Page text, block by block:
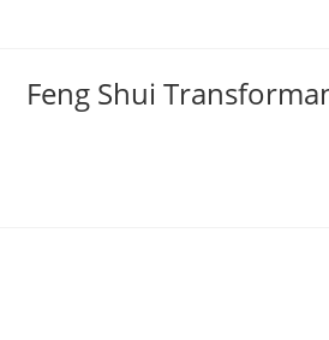
conteúdo
Feng Shui